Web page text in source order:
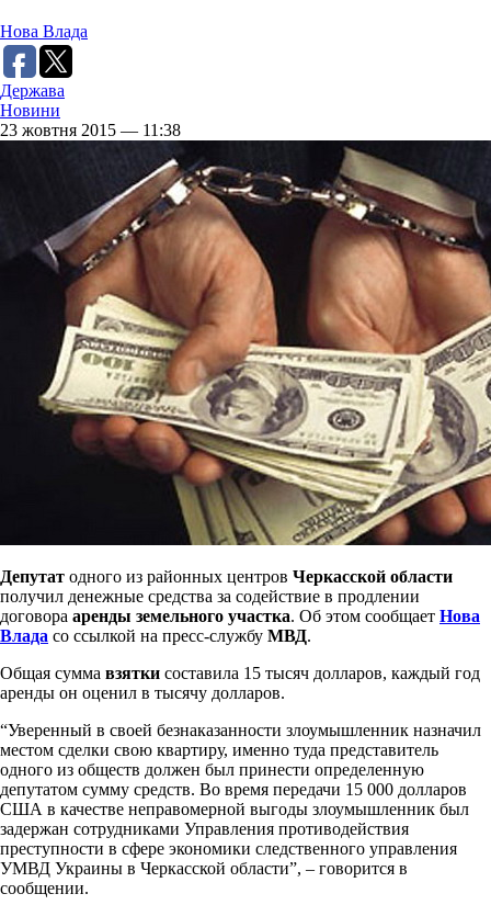
Нова Влада
Держава
Новини
23 жовтня 2015 — 11:38
Депутат одного из районных центров Черкасской области
получил денежные средства за содействие в продлении
договора аренды земельного участка. Об этом сообщает Нова
Влада со ссылкой на пресс-службу МВД.
Общая сумма взятки составила 15 тысяч долларов, каждый год
аренды он оценил в тысячу долларов.
“Уверенный в своей безнаказанности злоумышленник назначил
местом сделки свою квартиру, именно туда представитель
одного из обществ должен был принести определенную
депутатом сумму средств. Во время передачи 15 000 долларов
США в качестве неправомерной выгоды злоумышленник был
задержан сотрудниками Управления противодействия
преступности в сфере экономики следственного управления
УМВД Украины в Черкасской области”, – говорится в
сообщении.